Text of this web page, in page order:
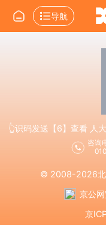
导航
👆识码发送【6】查看 人
咨询
© 2008-2026
京公
京